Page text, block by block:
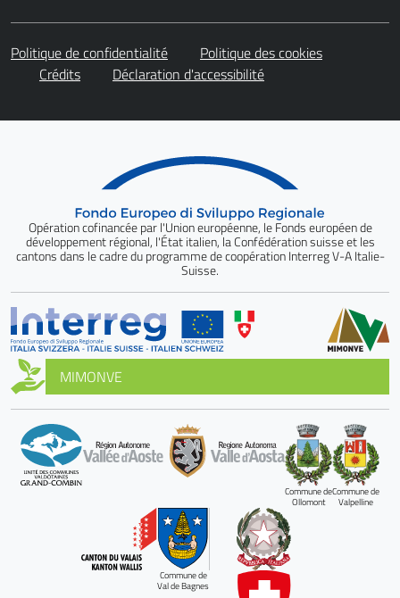
Politique de confidentialité
Politique des cookies
Crédits
Déclaration d'accessibilité
Opération cofinancée par l'Union européenne, le Fonds européen de
développement régional, l'État italien, la Confédération suisse et les
cantons dans le cadre du programme de coopération Interreg V-A Italie-
Suisse.
MIMONVE
Commune de
Ollomont
Commune de
Valpelline
Commune de
Val de Bagnes